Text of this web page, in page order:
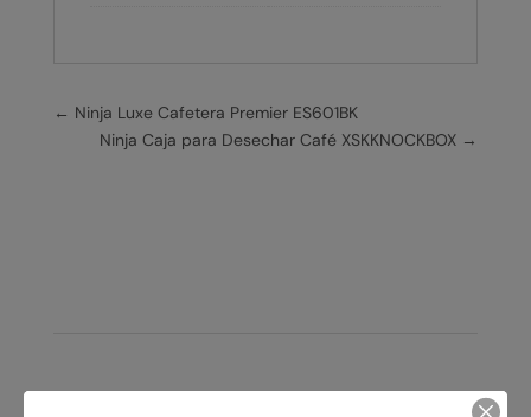
← Ninja Luxe Cafetera Premier ES601BK
Ninja Caja para Desechar Café XSKKNOCKBOX →